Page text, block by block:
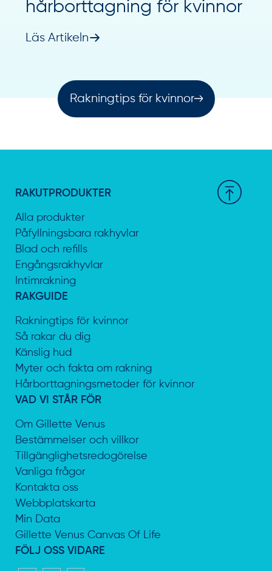
hårborttagning för kvinnor
Läs Artikeln
Rakningtips för kvinnor
RAKUTPRODUKTER
Alla produkter
Påfyllningsbara rakhyvlar
Blad och refills
Engångsrakhyvlar
Intimrakning
RAKGUIDE
Rakningtips för kvinnor
Så rakar du dig
Känslig hud
Myter och fakta om rakning
Hårborttagningsmetoder för kvinnor
VAD VI STÅR FÖR
Om Gillette Venus
Bestämmelser och villkor
Tillgänglighetsredogörelse
Vanliga frågor
Kontakta oss
Webbplatskarta
Min Data
Gillette Venus Canvas Of Life
FÖLJ OSS VIDARE